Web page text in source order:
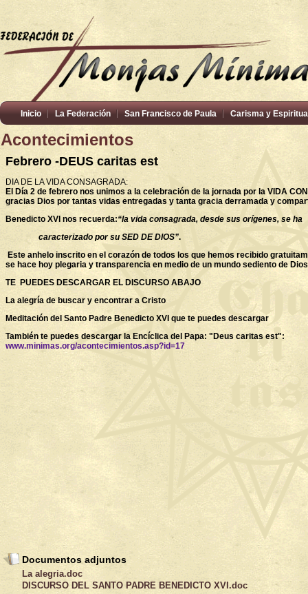
Inicio La Federación San Francisco de Paula Carisma y
Acontecimientos
Febrero -DEUS caritas est
DIA DE LA VIDA CONSAGRADA:
El Día 2 de febrero nos unimos a la celebración de la jornada por la VIDA
gracias Dios por tantas vidas entregadas y tanta gracia derramada y
Benedicto XVI nos recuerda:“la vida consagrada, desde sus orígenes, se ha
caracterizado por su SED DE DIOS”.
Este anhelo inscrito en el corazón de todos los que hemos recibido
se hace hoy plegaria y transparencia en medio de un mundo sediento de
TE PUEDES DESCARGAR EL DISCURSO ABAJO
La alegría de buscar y encontrar a Cristo
Meditación del Santo Padre Benedicto XVI que te puedes descargar
También te puedes descargar la Encíclica del Papa: "Deus caritas est":
www.minimas.org/acontecimientos.asp?id=17
Documentos adjuntos
La alegria.doc
DISCURSO DEL SANTO PADRE BENEDICTO XVI.doc